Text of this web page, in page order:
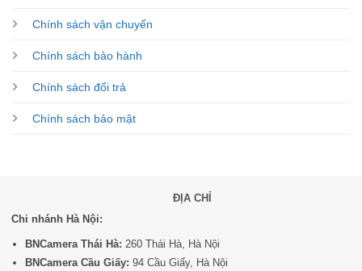
Chính sách vận chuyển
Chính sách bảo hành
Chính sách đổi trả
Chính sách bảo mật
ĐỊA CHỈ
Chi nhánh Hà Nội:
BNCamera Thái Hà: 260 Thái Hà, Hà Nội
BNCamera Cầu Giấy: 94 Cầu Giấy, Hà Nội